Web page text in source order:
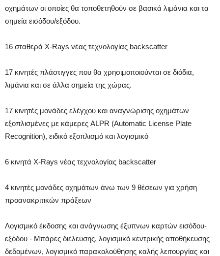
οχημάτων οι οποίες θα τοποθετηθούν σε βασικά λιμάνια και τα
σημεία εισόδου/εξόδου.
16 σταθερά X-Rays νέας τεχνολογίας backscatter
17 κινητές πλάστιγγες που θα χρησιμοποιούνται σε διόδια,
λιμάνια και σε άλλα σημεία της χώρας.
17 κινητές μονάδες ελέγχου και αναγνώρισης οχημάτων
εξοπλισμένες με κάμερες ALPR (Automatic License Plate
Recognition), ειδικό εξοπλισμό και λογισμικό
6 κινητά X-Rays νέας τεχνολογίας backscatter
4 κινητές μονάδες οχημάτων άνω των 9 θέσεων για χρήση
προανακριτικών πράξεων
Λογισμικό έκδοσης και ανάγνωσης έξυπνων καρτών εισόδου-
εξόδου - Μπάρες διέλευσης, λογισμικό κεντρικής αποθήκευσης
δεδομένων, λογισμικό παρακολούθησης καλής λειτουργίας και